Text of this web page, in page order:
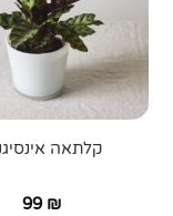
קלתאה
99 ₪